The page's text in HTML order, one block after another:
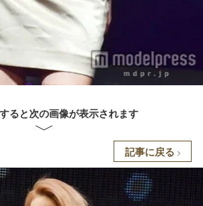
ると次の画像が表示されます
記事に戻る